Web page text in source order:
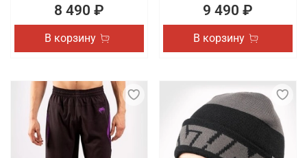
8 490 ₽
В корзину
9 490 ₽
В корзину